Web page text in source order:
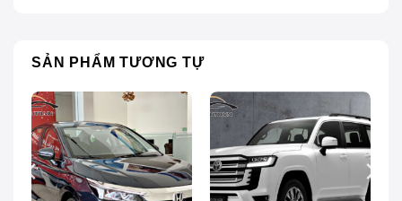
hoàn hảo
Giới thiệu camera 360 Teyes thương
hiệu Vietmap
SẢN PHẨM TƯƠNG TỰ